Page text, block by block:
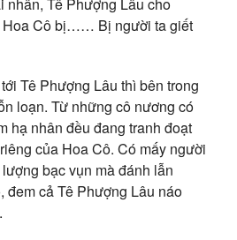
Hoa Cô bị…… Bị người ta giết
Tê Phượng Lâu thì bên trong
loạn. Từ những cô nương có
hạ nhân đều đang tranh đoạt
của Hoa Cô. Có mấy người
bạc vụn mà đánh lẫn
đem cả Tê Phượng Lâu náo